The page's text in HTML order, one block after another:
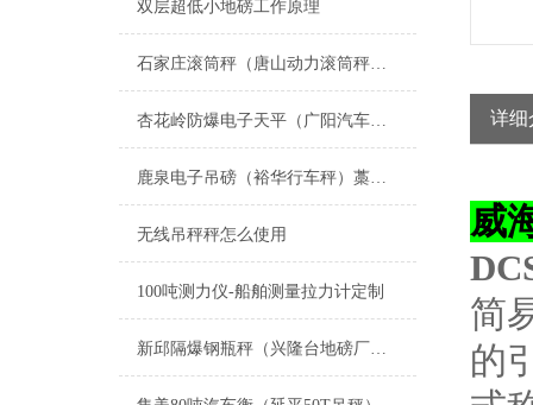
双层超低小地磅工作原理
石家庄滚筒秤（唐山动力滚筒秤）长安动力滚筒称维修
杏花岭防爆电子天平（广阳汽车磅工厂）泊头隔爆电子磅维修
鹿泉电子吊磅（裕华行车秤）藁城吊称维修
无线吊秤秤怎么使用
100吨测力仪-船舶测量拉力计定制
新邱隔爆钢瓶秤（兴隆台地磅厂家（双台子地磅价格）宏伟电子秤维修
详细
威
简
的